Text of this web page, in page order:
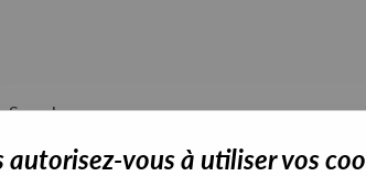
autorisez-vous à utiliser vos